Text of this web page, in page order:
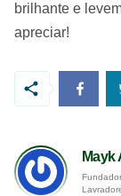
brilhante e
apreciar!
Mayk